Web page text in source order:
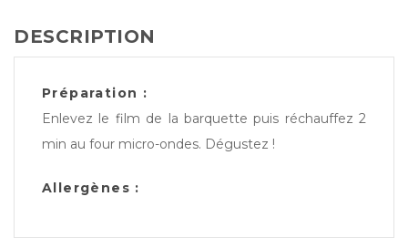
DESCRIPTION
Préparation :
Enlevez le film de la barquette puis réchauffez 2
min au four micro-ondes. Dégustez !
Allergènes :